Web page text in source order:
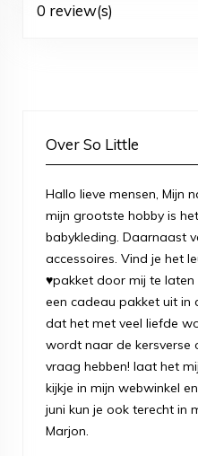
0 review(s)
Over So Little
Hallo lieve mensen, Mijn
mijn grootste hobby is
babykleding. Daarnaast
accessoires. Vind je het
♥pakket door mij te laten
een cadeau pakket uit in
dat het met veel liefde
wordt naar de kersverse
vraag hebben! laat het
kijkje in mijn webwinkel
juni kun je ook terecht in
Marjon.